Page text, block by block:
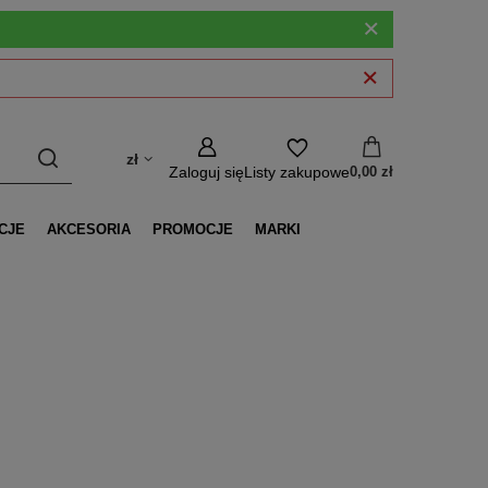
zł
Zaloguj sięListy zakupowe0,00 zł
AKCESORIA PROMOCJE MARKI